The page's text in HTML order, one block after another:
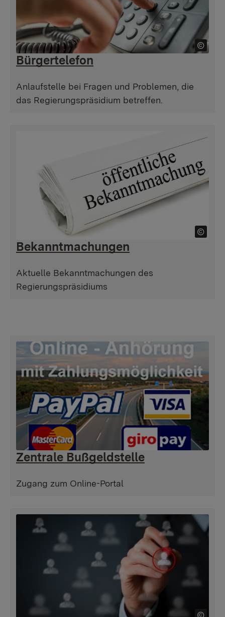
Bürgertelefon
Anlaufstelle bei Fragen und Problemen, die
das Regierungspräsidium betreffen.
Bekannt­machungen
Aktuelle Bekanntmachungen des
Regierungspräsidiums
Zentrale Bußgeldstelle
Zugang zum Online-Portal